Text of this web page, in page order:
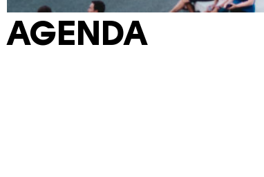
AGENDA